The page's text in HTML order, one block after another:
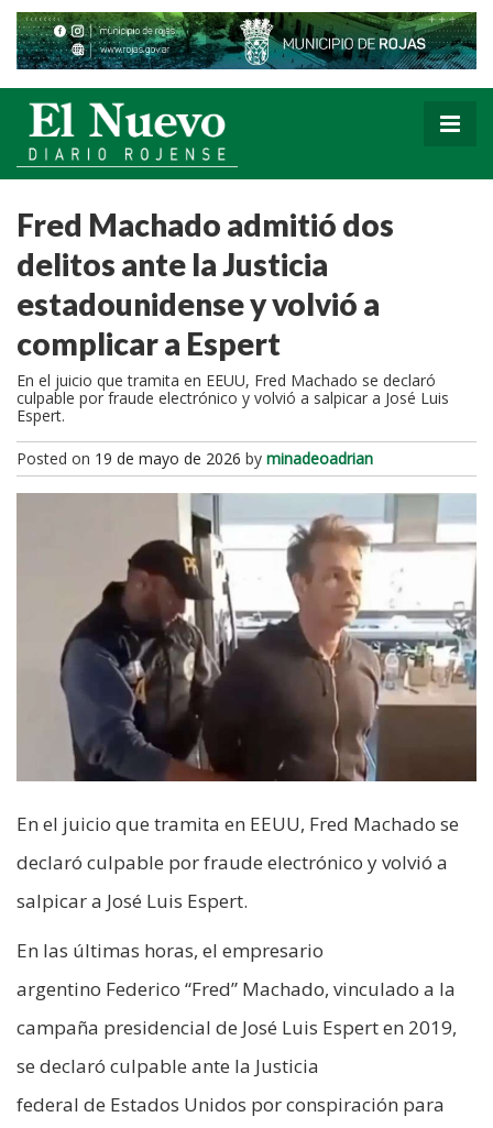
Fred Machado admitió dos
delitos ante la Justicia
estadounidense y volvió a
complicar a Espert
En el juicio que tramita en EEUU, Fred Machado se declaró
culpable por fraude electrónico y volvió a salpicar a José Luis
Espert.
Posted on 19 de mayo de 2026 by minadeoadrian
En el juicio que tramita en EEUU, Fred Machado se
declaró culpable por fraude electrónico y volvió a
salpicar a José Luis Espert.
En las últimas horas, el empresario
argentino Federico “Fred” Machado, vinculado a la
campaña presidencial de José Luis Espert en 2019,
se declaró culpable ante la Justicia
federal de Estados Unidos por conspiración para